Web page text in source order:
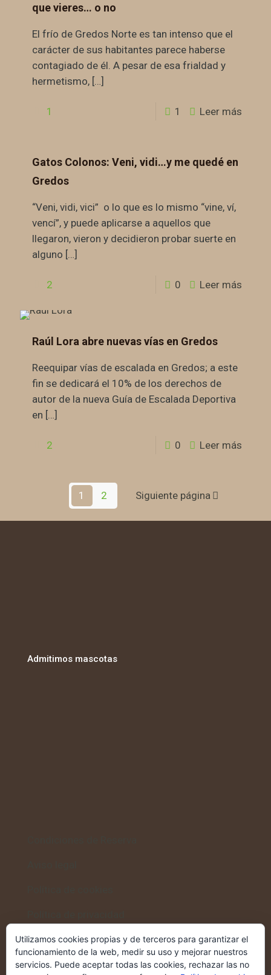
que vieres… o no
El frío de Gredos Norte es tan intenso que el
carácter de sus habitantes parece haberse
contagiado de él. A pesar de esa frialdad y
hermetismo, […]
1 1 Leer más
Gatos Colonos: Veni, vidi…y me quedé en
Gredos
“Veni, vidi, vici” o lo que es lo mismo “vine, ví,
vencí”, y puede aplicarse a aquellos que
llegaron, vieron y decidieron probar suerte en
alguno […]
2 0 Leer más
Raúl Lora abre nuevas vías en Gredos
Reequipar vías de escalada en Gredos; a este
fin se dedicará el 10% de los derechos de
autor de la nueva Guía de Escalada Deportiva
en […]
2 0 Leer más
1 2 Siguiente página
Admitimos mascotas
Utilizamos cookies propias y de terceros para garantizar el
funcionamiento de la web, medir su uso y mejorar nuestros
servicios. Puede aceptar todas las cookies, rechazar las no